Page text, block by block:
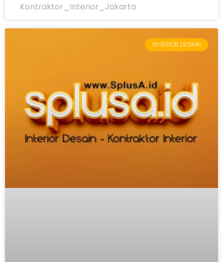
Kontraktor_Interior_Jakarta
INTERIOR DESAIN